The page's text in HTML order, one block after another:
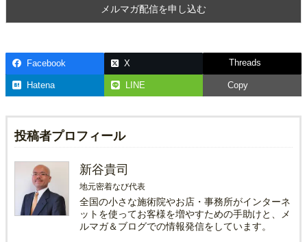
Facebook X Threads
Hatena LINE Copy
投稿者プロフィール
新谷貴司
地元密着なび代表
全国の小さな施術院やお店・事務所がインターネ
ットを使ってお客様を増やすための手助けと、メ
ルマガ＆ブログでの情報発信をしています。